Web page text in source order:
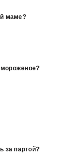
маме?
за партой?